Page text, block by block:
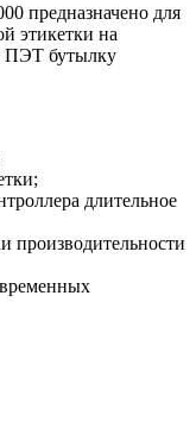
предназначено для
этикетки на
ПЭТ бутылку
длительное
производительности